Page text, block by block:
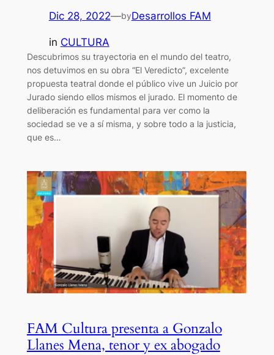
Dic 28, 2022—byDesarrollos FAM
in CULTURA
Descubrimos su trayectoria en el mundo del teatro,
nos detuvimos en su obra “El Veredicto”, excelente
propuesta teatral donde el público vive un Juicio por
Jurado siendo ellos mismos el jurado. El momento de
deliberación es fundamental para ver como la
sociedad se ve a sí misma, y sobre todo a la justicia,
que es…
FAM Cultura presenta a Gonzalo
Llanes Mena, tenor y ex abogado